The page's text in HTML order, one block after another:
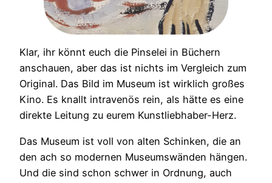
Klar, ihr könnt euch die Pinselei in Büchern
anschauen, aber das ist nichts im Vergleich zum
Original. Das Bild im Museum ist wirklich großes
Kino. Es knallt intravenös rein, als hätte es eine
direkte Leitung zu eurem Kunstliebhaber-Herz.
Das Museum ist voll von alten Schinken, die an
den ach so modernen Museumswänden hängen.
Und die sind schon schwer in Ordnung, auch